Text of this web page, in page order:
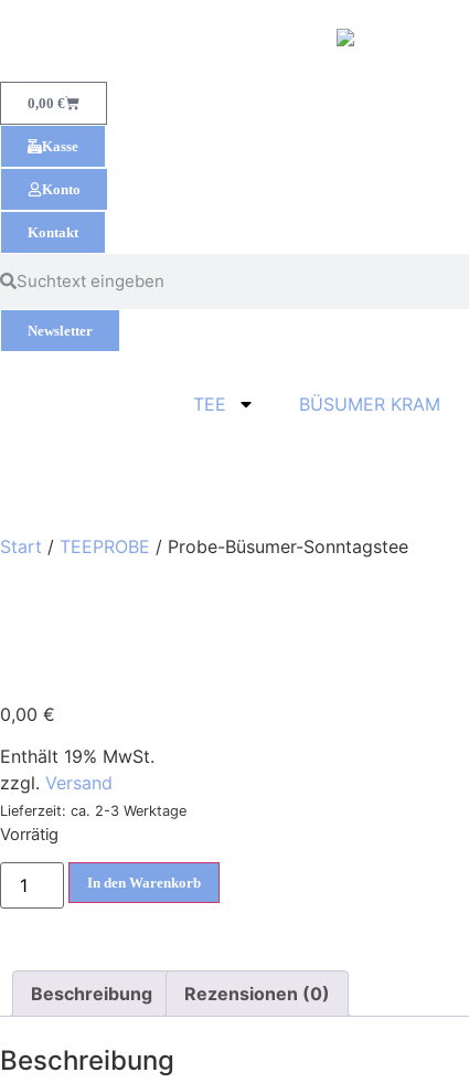
0,00 €
Kasse
Konto
Kontakt
Newsletter
TEE BÜSUMER KRAM
Start / TEEPROBE / Probe-Büsumer-Sonntagstee
0,00 €
Enthält 19% MwSt.
zzgl. Versand
Lieferzeit: ca. 2-3 Werktage
Vorrätig
In den Warenkorb
Beschreibung Rezensionen (0)
Beschreibung